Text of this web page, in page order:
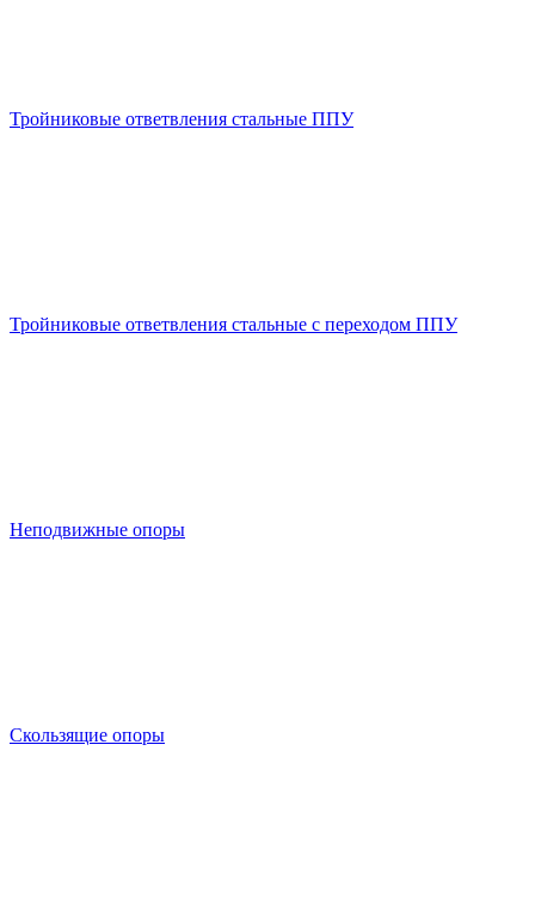
Тройниковые ответвления стальные ППУ
Тройниковые ответвления стальные с переходом ППУ
Неподвижные опоры
Скользящие опоры